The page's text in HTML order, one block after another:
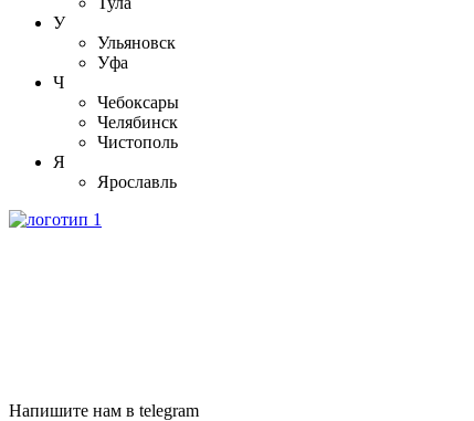
У
Ульяновск
Уфа
Ч
Чебоксары
Челябинск
Чистополь
Я
Ярославль
Напишите нам в telegram